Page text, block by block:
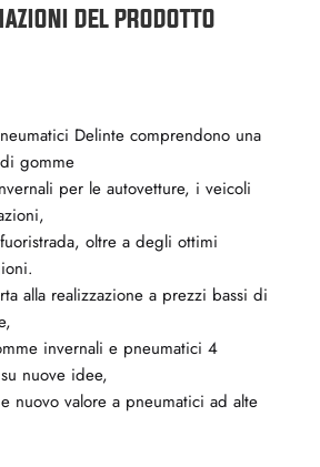
DEL PRODOTTO
Delinte comprendono una
gomme
per le autovetture, i veicoli
oltre a degli ottimi
alla realizzazione a prezzi bassi di
invernali e pneumatici 4
nuove idee,
nuovo valore a pneumatici ad alte